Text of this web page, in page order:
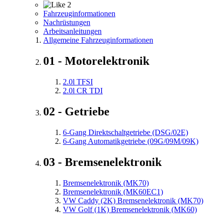
2
Fahrzeuginformationen
Nachrüstungen
Arbeitsanleitungen
Allgemeine Fahrzeuginformationen
01 - Motorelektronik
2.0l TFSI
2.0l CR TDI
02 - Getriebe
6-Gang Direktschaltgetriebe (DSG/02E)
6-Gang Automatikgetriebe (09G/09M/09K)
03 - Bremsenelektronik
Bremsenelektronik (MK70)
Bremsenelektronik (MK60EC1)
VW Caddy (2K) Bremsenelektronik (MK70)
VW Golf (1K) Bremsenelektronik (MK60)